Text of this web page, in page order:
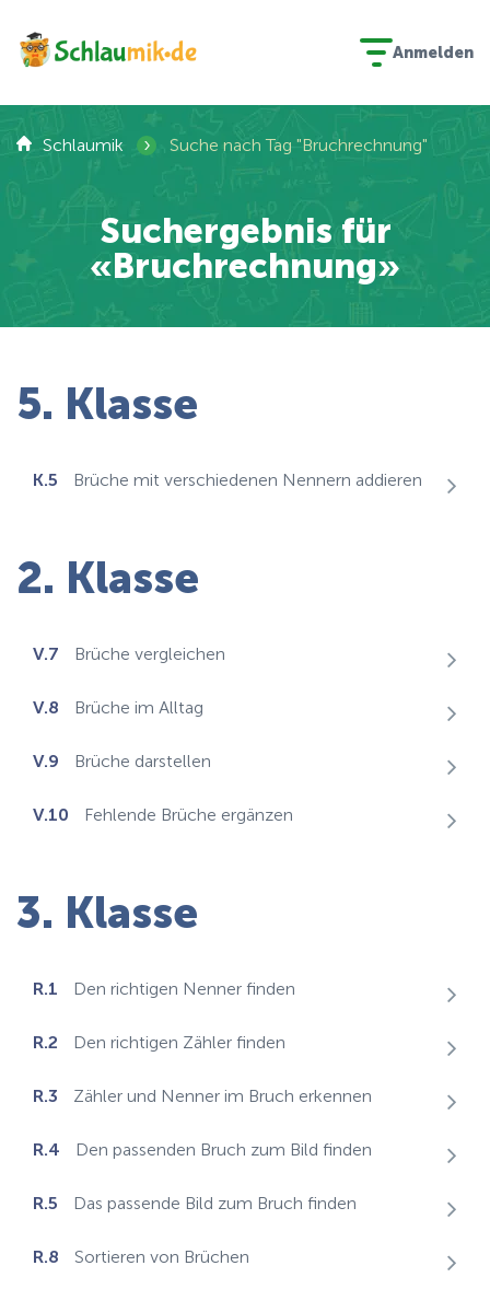
Anmelden
Schlaumik › Suche nach Tag "Bruchrechnung"
Suchergebnis für
«Bruchrechnung»
5. Klasse
K.5 Brüche mit verschiedenen Nennern addieren
2. Klasse
V.7 Brüche vergleichen
V.8 Brüche im Alltag
V.9 Brüche darstellen
V.10 Fehlende Brüche ergänzen
3. Klasse
R.1 Den richtigen Nenner finden
R.2 Den richtigen Zähler finden
R.3 Zähler und Nenner im Bruch erkennen
R.4 Den passenden Bruch zum Bild finden
R.5 Das passende Bild zum Bruch finden
R.8 Sortieren von Brüchen